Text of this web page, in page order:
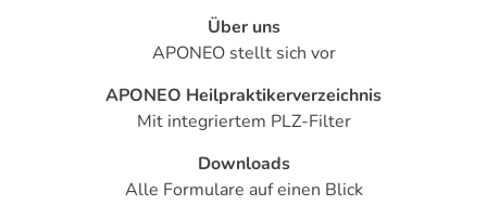
Über uns
APONEO stellt sich vor
APONEO Heilpraktikerverzeichnis
Mit integriertem PLZ-Filter
Downloads
Alle Formulare auf einen Blick